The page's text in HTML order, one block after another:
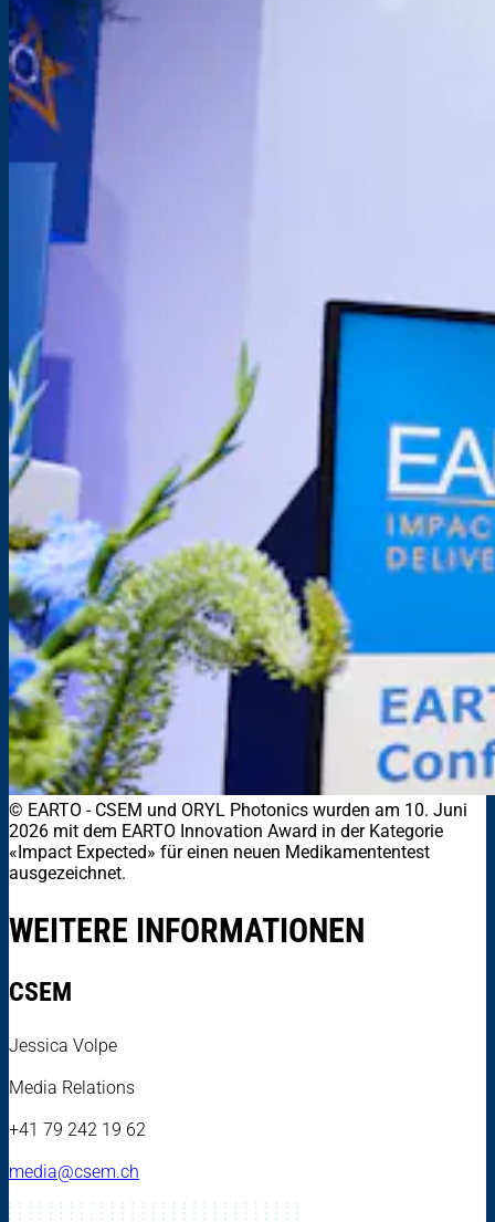
© EARTO - CSEM und ORYL Photonics wurden am 10. Juni
2026 mit dem EARTO Innovation Award in der Kategorie
«Impact Expected» für einen neuen Medikamententest
ausgezeichnet.
WEITERE INFORMATIONEN
CSEM
Jessica Volpe
Media Relations
+41 79 242 19 62
media@csem.ch